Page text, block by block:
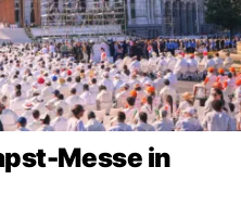
Messe in